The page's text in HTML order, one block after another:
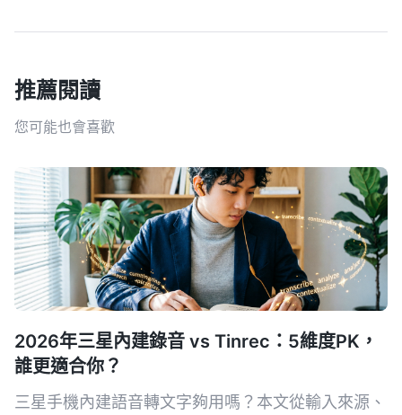
推薦閱讀
您可能也會喜歡
2026年三星內建錄音 vs Tinrec：5維度PK，
誰更適合你？
三星手機內建語音轉文字夠用嗎？本文從輸入來源、